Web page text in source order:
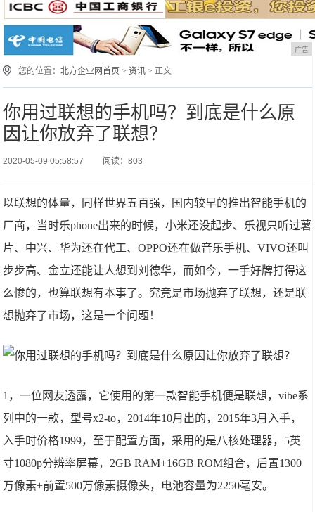
广告
您的位置：北方企业网首页 >资讯 > 正文
你用过联想的手机吗？到底是什么原
因让你放弃了联想？
2020-05-09 05:58:57 阅读：803
以联想的体量，同样世界五百强，国内较早的推出智能手机的
厂商，当时乐phone出来的时候，小米还没起步、乐视只听过薯
片、中兴、华为还在代工、OPPO还在做音乐手机、VIVO还叫
步步高、金立还能让人想到刘德华，而如今，一手好牌打得这
么惨的，也算联想有本事了。究竟是市场抛弃了联想，还是联
想抛弃了市场，这是一个问题！
1，一位网友透露，它使用的第一款智能手机便是联想，vibe系
列中的一款，型号x2-to，2014年10月出的，2015年3月入手，
入手时价格1999，至于配置方面，采用的是八核处理器，5英
寸1080p分辨率屏幕，2GB RAM+16GB ROM组合，后置1300
万像素+前置500万像素摄像头，电池容量为2250毫安。